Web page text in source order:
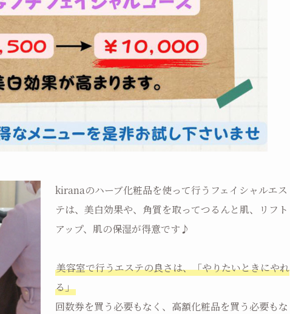
kiranaのハーブ化粧品を使って行うフェイシャルエス
テは、美白効果や、角質を取ってつるんと肌、リフト
アップ、肌の保湿が得意です♪
美容室で行うエステの良さは、「やりたいときにやれ
る」
回数券を買う必要もなく、高額化粧品を買う必要もな